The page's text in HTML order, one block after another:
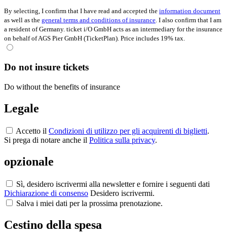
By selecting, I confirm that I have read and accepted the information document
as well as the general terms and conditions of insurance . I also confirm that I am
a resident of Germany. ticket i/O GmbH acts as an intermediary for the insurance
on behalf of AGS Pier GmbH (TicketPlan). Price includes 19% tax.
Do not insure tickets
Do without the benefits of insurance
Legale
Accetto il Condizioni di utilizzo per gli acquirenti di biglietti.
Si prega di notare anche il Politica sulla privacy.
opzionale
Sì, desidero iscrivermi alla newsletter e fornire i seguenti dati
Dichiarazione di consenso Desidero iscrivermi.
Salva i miei dati per la prossima prenotazione.
Cestino della spesa